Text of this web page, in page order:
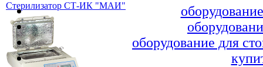
Стерилизатор СТ-ИК "МАИ"
оборудование для